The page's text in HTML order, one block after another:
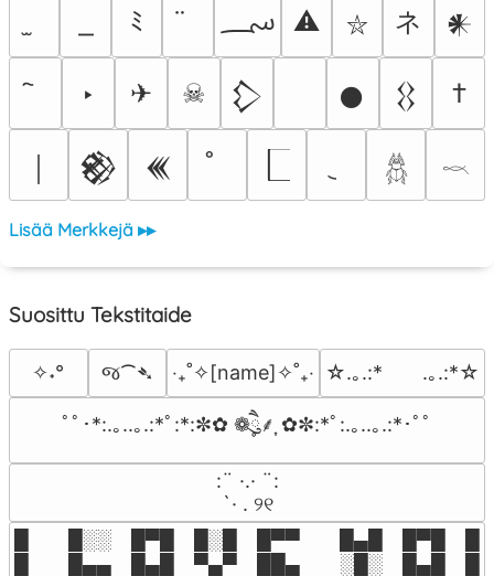
ﾐ ؄ ⚠ ⛥ ネ 𒀭
‣ ✈ ☠ 𒁷 𒊹 𒌐 †
𒆙 𒌍 𓆣 𓎖
Lisää Merkkejä ▸▸
Suosittu Tekstitaide
✧˖° જ⁀➴ ‎‧₊˚✧[name]✧˚₊‧ ☆.｡.:*　　.｡.:*☆
ﾟﾟ･*:.｡..｡.:*ﾟ:*:✼✿ ❁ཻུ۪۪⸙͎ ✿✼:*ﾟ:.｡..｡.:*･ﾟﾟ
⠀:¨ ·.· ¨:⠀
⠀ `· . ୨୧⠀
█  █░░ █▀█ █░█ █▀▀  █▄█ █▀█
█  █▄▄ █▄█ ▀▄▀ ██▄  ░█░ █▄█